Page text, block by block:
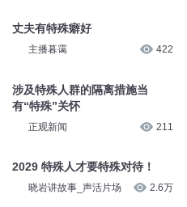
丈夫有特殊癖好
主播暮霭 422
涉及特殊人群的隔离措施当
有“特殊”关怀
正观新闻 211
2029 特殊人才要特殊对待！
晓岩讲故事_声活片场 2.6万